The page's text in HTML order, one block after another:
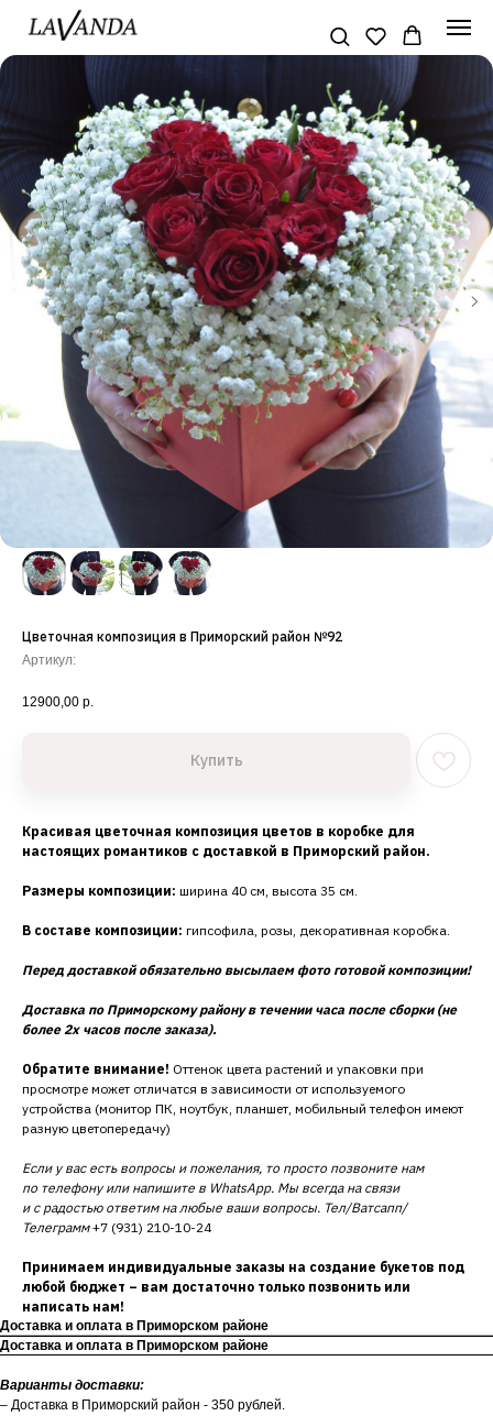
Цветочная композиция в Приморский район №92
Артикул:
12900,00 р.
Купить
Красивая цветочная композиция цветов в коробке для
настоящих романтиков с доставкой в Приморский район.
Размеры композиции: ширина 40 см, высота 35 см.
В составе композиции: гипсофила, розы, декоративная коробка.
Перед доставкой обязательно высылаем фото готовой композиции!
Доставка по Приморскому району в течении часа после сборки (не
более 2х часов после заказа).
Обратите внимание! Оттенок цвета растений и упаковки при
просмотре может отличатся в зависимости от используемого
устройства (монитор ПК, ноутбук, планшет, мобильный телефон имеют
разную цветопередачу)
Если у вас есть вопросы и пожелания, то просто позвоните нам
по телефону или напишите в WhatsApp. Мы всегда на связи
и с радостью ответим на любые ваши вопросы. Тел/Ватсапп/
Телеграмм+7 (931) 210-10-24
Принимаем индивидуальные заказы на создание букетов под
любой бюджет – вам достаточно только позвонить или
написать нам!
Доставка и оплата в Приморском районе
Доставка и оплата в Приморском районе
Варианты доставки:
– Доставка в Приморский район - 350 рублей.